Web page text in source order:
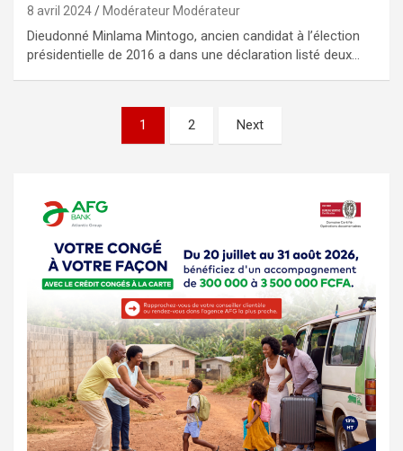
8 avril 2024 Modérateur Modérateur
Dieudonné Minlama Mintogo, ancien candidat à l’élection
présidentielle de 2016 a dans une déclaration listé deux…
1 2 Next